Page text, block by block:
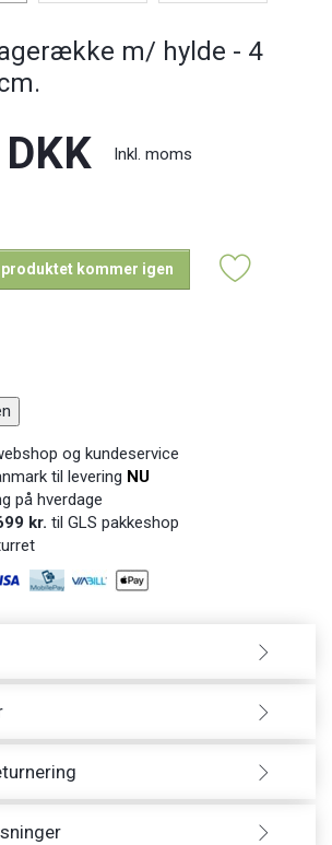
m/ hylde - 4
Inkl. moms
produktet kommer igen
og kundeservice
til levering NU
på hverdage
kr. til GLS pakkeshop